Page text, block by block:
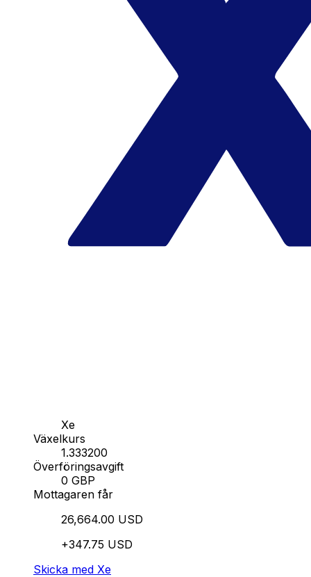
Xe
Växelkurs
1.333200
Överföringsavgift
0 GBP
Mottagaren får
26,664.00 USD
+347.75 USD
Skicka med Xe